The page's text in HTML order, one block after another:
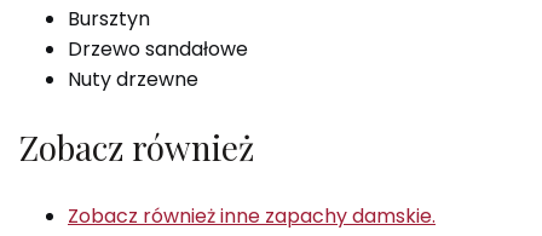
Bursztyn
Drzewo sandałowe
Nuty drzewne
Zobacz również
Zobacz również inne zapachy damskie.